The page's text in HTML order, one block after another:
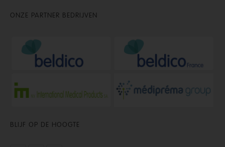
ONZE PARTNER BEDRIJVEN
BLIJF OP DE HOOGTE